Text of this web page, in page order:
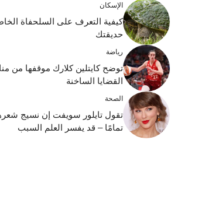
الإسكان
كيفية التعرف على السلحفاة
حديقتك
رياضة
توضح كايتلين كلارك موقفها من
القضايا الساخنة
الصحة
تقول تايلور سويفت إن نسيج
تمامًا – قد يفسر العلم السبب